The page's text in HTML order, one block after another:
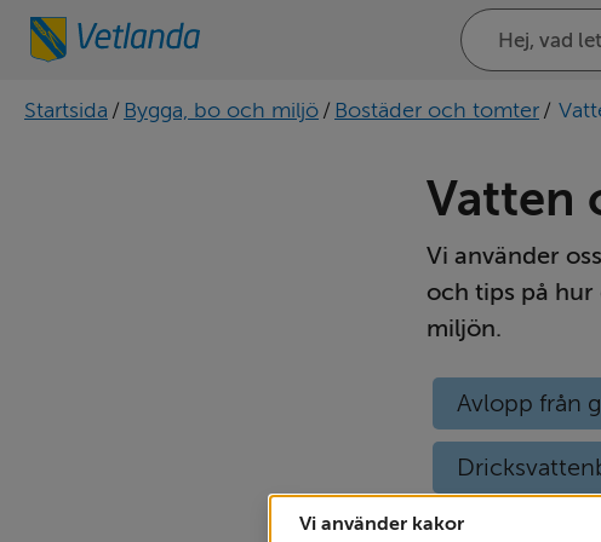
Vi använder kakor
Sök
på
webbplatsen
Startsida / Bygga, bo och miljö / Bostäder och tomter /
Vatten
Vi använder
och tips på
miljön.
Avlopp från